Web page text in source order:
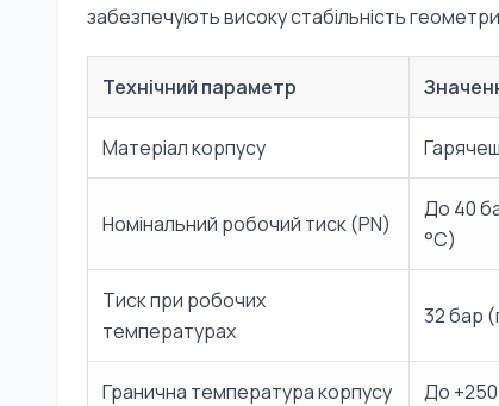
забезпечують високу стабільність
Технічний параметр
Матеріал корпусу
Номінальний робочий тиск (PN)
До 40
°C)
Тиск при робочих
температурах
32 бар
Гранична температура корпусу До +250